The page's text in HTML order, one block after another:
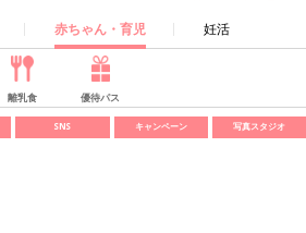
赤ちゃん・育児 妊活
離乳食 優待パス
SNS キャンペーン 写真スタジオ